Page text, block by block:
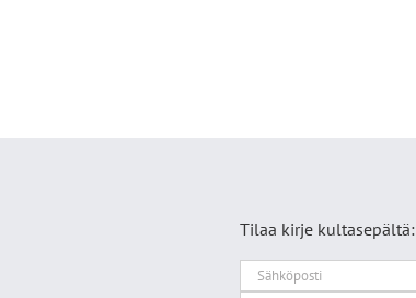
Tilaa kirje kultasepältä: